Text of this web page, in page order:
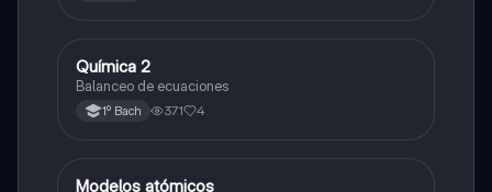
Química
Química 2
Balanceo de ecuaciones
1º Bach 371 4
Química
Modelos atómicos